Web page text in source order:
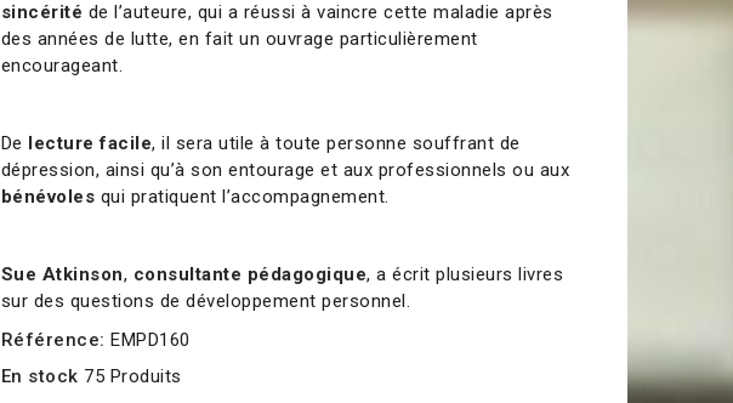
sincérité de l’auteure, qui a réussi à vaincre cette maladie après
des années de lutte, en fait un ouvrage particulièrement
encourageant.
De lecture facile, il sera utile à toute personne souffrant de
dépression, ainsi qu’à son entourage et aux professionnels ou aux
bénévoles qui pratiquent l’accompagnement.
Sue Atkinson, consultante pédagogique, a écrit plusieurs livres
sur des questions de développement personnel.
Référence: EMPD160
En stock 75 Produits